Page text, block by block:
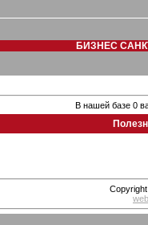
БИЗНЕС
В нашей базе 0